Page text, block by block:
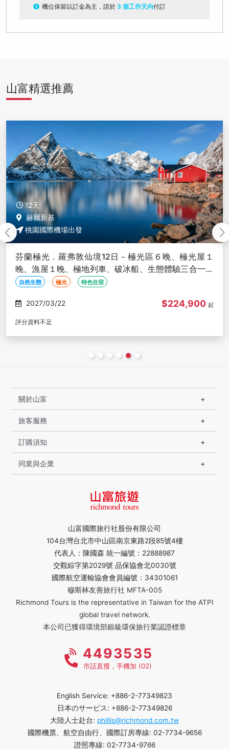
機位保留以訂金為主，請於 3 個工作天內付訂
山富精選推薦
12天
赫爾新基
桃園國際機場出發
芬蘭極光．羅弗敦仙境12日－極光區６晚、極光屋１
晚、漁屋１晚、極地列車、破冰船、生態體驗三合一、
馴鹿雪橇、聖誕老人村
自然生態 極光 特色住宿
2027/03/22 $224,900 起
評分資料不足
山富國際旅行社股份有限公司
104台灣台北市中山區南京東路2段85號4樓
代表人：陳國森 統一編號：22888987
交觀綜字第2029號 品保協會北0030號
國際航空運輸協會會員編號：34301061
穆斯林友善旅行社 MFTA-005
Richmond Tours is the representative in Taiwan for the ATPI
global travel network.
本公司已獲得環境部銀級環保旅行業認證標章
關於山富
旅客服務
訂購須知
同業與企業
4493535
市話直撥，手機加 (02)
English Service: +886-2-77349823
日本のサービス: +886-2-77349826
大陸人士赴台: phillis@richmond.com.tw
國際機票、航空自由行、國際訂房專線: 02-7734-9656
證照專線: 02-7734-9766